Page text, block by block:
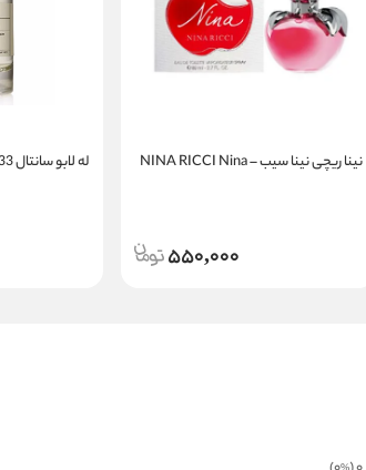
نینا ریچی نینا سیب – NINA RICCI Nina
550,000
له لابو سانتال 33 | LE LABO Santal 33